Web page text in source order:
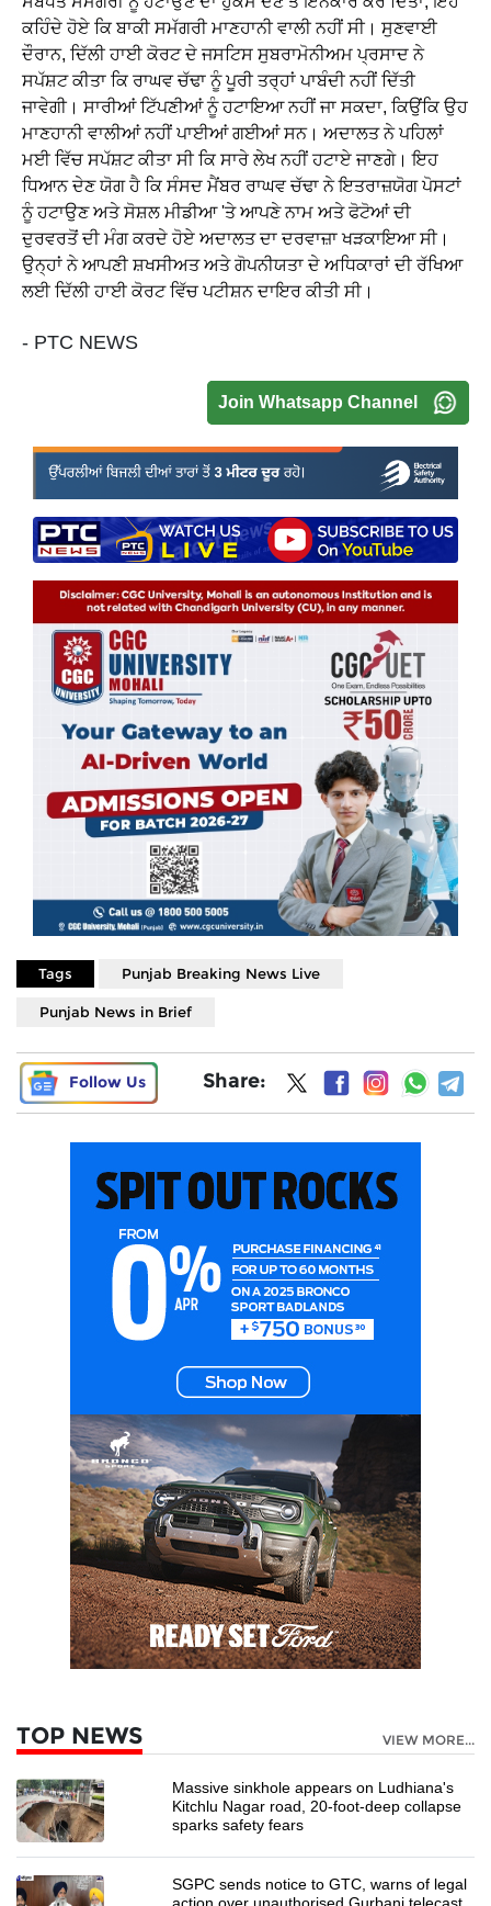
ਕਹਿੰਦੇ ਹੋਏ ਕਿ ਬਾਕੀ ਸਮੱਗਰੀ ਮਾਣਹਾਨੀ ਵਾਲੀ ਨਹੀਂ ਸੀ। ਸੁਣਵਾਈ
ਦੌਰਾਨ, ਦਿੱਲੀ ਹਾਈ ਕੋਰਟ ਦੇ ਜਸਟਿਸ ਸੁਬਰਾਮੋਨੀਅਮ ਪ੍ਰਸਾਦ ਨੇ
ਸਪੱਸ਼ਟ ਕੀਤਾ ਕਿ ਰਾਘਵ ਚੱਢਾ ਨੂੰ ਪੂਰੀ ਤਰ੍ਹਾਂ ਪਾਬੰਦੀ ਨਹੀਂ ਦਿੱਤੀ
ਜਾਵੇਗੀ। ਸਾਰੀਆਂ ਟਿੱਪਣੀਆਂ ਨੂੰ ਹਟਾਇਆ ਨਹੀਂ ਜਾ ਸਕਦਾ, ਕਿਉਂਕਿ ਉਹ
ਮਾਣਹਾਨੀ ਵਾਲੀਆਂ ਨਹੀਂ ਪਾਈਆਂ ਗਈਆਂ ਸਨ। ਅਦਾਲਤ ਨੇ ਪਹਿਲਾਂ
ਮਈ ਵਿੱਚ ਸਪੱਸ਼ਟ ਕੀਤਾ ਸੀ ਕਿ ਸਾਰੇ ਲੇਖ ਨਹੀਂ ਹਟਾਏ ਜਾਣਗੇ। ਇਹ
ਧਿਆਨ ਦੇਣ ਯੋਗ ਹੈ ਕਿ ਸੰਸਦ ਮੈਂਬਰ ਰਾਘਵ ਚੱਢਾ ਨੇ ਇਤਰਾਜ਼ਯੋਗ ਪੋਸਟਾਂ
ਨੂੰ ਹਟਾਉਣ ਅਤੇ ਸੋਸ਼ਲ ਮੀਡੀਆ 'ਤੇ ਆਪਣੇ ਨਾਮ ਅਤੇ ਫੋਟੋਆਂ ਦੀ
ਦੁਰਵਰਤੋਂ ਦੀ ਮੰਗ ਕਰਦੇ ਹੋਏ ਅਦਾਲਤ ਦਾ ਦਰਵਾਜ਼ਾ ਖੜਕਾਇਆ ਸੀ।
ਉਨ੍ਹਾਂ ਨੇ ਆਪਣੀ ਸ਼ਖਸੀਅਤ ਅਤੇ ਗੋਪਨੀਯਤਾ ਦੇ ਅਧਿਕਾਰਾਂ ਦੀ ਰੱਖਿਆ
ਲਈ ਦਿੱਲੀ ਹਾਈ ਕੋਰਟ ਵਿੱਚ ਪਟੀਸ਼ਨ ਦਾਇਰ ਕੀਤੀ ਸੀ।
- PTC NEWS
Join Whatsapp Channel
Tags Punjab Breaking News Live
Punjab News in Brief
Follow Us Share:
TOP NEWS VIEW MORE...
Massive sinkhole appears on Ludhiana's
Kitchlu Nagar road, 20-foot-deep collapse
sparks safety fears
SGPC sends notice to GTC, warns of legal